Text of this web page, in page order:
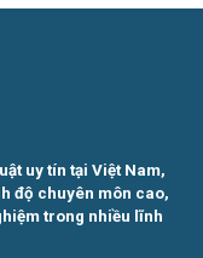
uy tín tại Việt Nam,
độ chuyên môn cao,
trong nhiều lĩnh